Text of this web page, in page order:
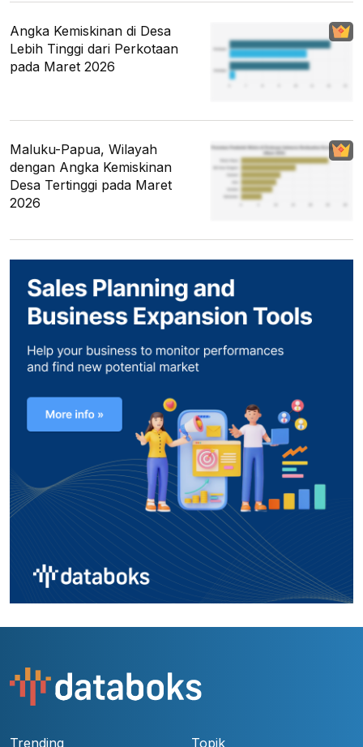
Angka Kemiskinan di Desa
Lebih Tinggi dari Perkotaan
pada Maret 2026
Maluku-Papua, Wilayah
dengan Angka Kemiskinan
Desa Tertinggi pada Maret
2026
Trending Topik